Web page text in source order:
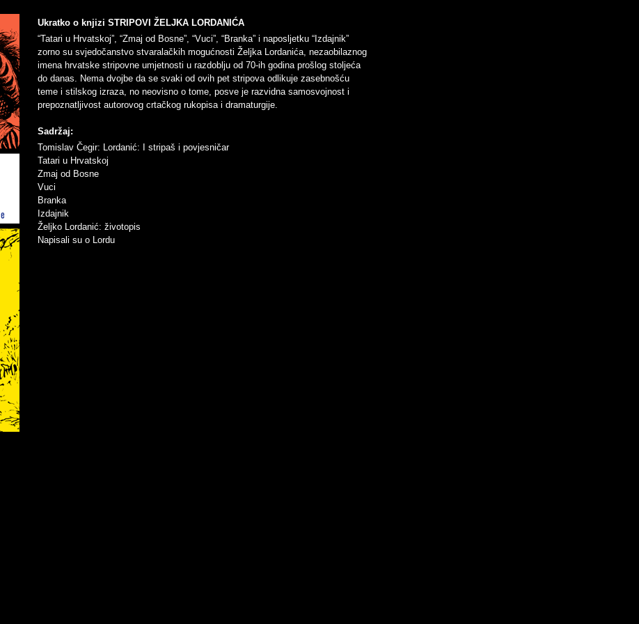
Ukratko o knjizi STRIPOVI ŽELJKA LORDANIĆA
“Tatari u Hrvatskoj”, “Zmaj od Bosne”, “Vuci”, “Branka” i naposljetku “Izdajnik”
zorno su svjedočanstvo stvaralačkih mogućnosti Željka Lordanića, nezaobilaznog
imena hrvatske stripovne umjetnosti u razdoblju od 70-ih godina prošlog stoljeća
do danas. Nema dvojbe da se svaki od ovih pet stripova odlikuje zasebnošću
teme i stilskog izraza, no neovisno o tome, posve je razvidna samosvojnost i
prepoznatljivost autorovog crtačkog rukopisa i dramaturgije.
Sadržaj:
Tomislav Čegir: Lordanić: I stripaš i povjesničar
Tatari u Hrvatskoj
Zmaj od Bosne
Vuci
Branka
Izdajnik
Željko Lordanić: životopis
Napisali su o Lordu